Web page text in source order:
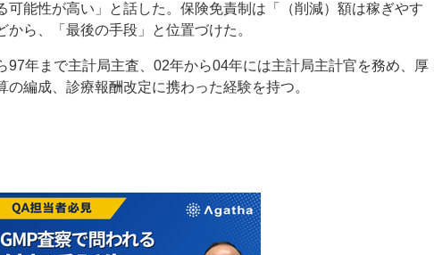
可能性が高い」と話した。保険免責制は「（削減）額は稼ぎやす
ら、「最後の手段」と位置づけた。
年まで主計局主査、02年から04年には主計局主計官を務め、厚
編成、診療報酬改定に携わった経験を持つ。